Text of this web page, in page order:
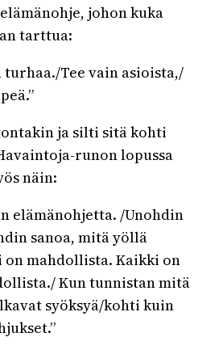
johon kuka
tarttua:
turhaa./Tee vain asioista,/
ja silti sitä kohti
runon lopussa
näin:
elämänohjetta. /Unohdin
sanoa, mitä yöllä
mahdollista. Kaikki on
Kun tunnistan mitä
syöksyä/kohti kuin